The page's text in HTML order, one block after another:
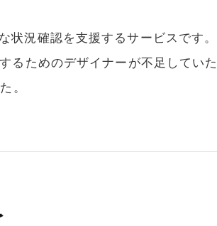
状況確認を支援するサービスです。
るためのデザイナーが不足していた
。